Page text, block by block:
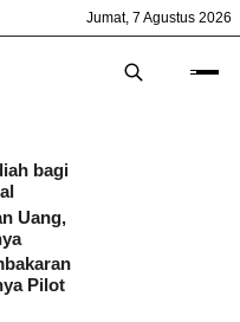
Jumat, 7 Agustus 2026
bagi
Uang,
Pilot